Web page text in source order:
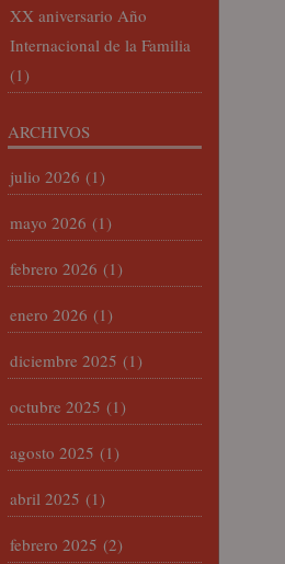
XX aniversario Año
Internacional de la Familia
(1)
ARCHIVOS
julio 2026 (1)
mayo 2026 (1)
febrero 2026 (1)
enero 2026 (1)
diciembre 2025 (1)
octubre 2025 (1)
agosto 2025 (1)
abril 2025 (1)
febrero 2025 (2)